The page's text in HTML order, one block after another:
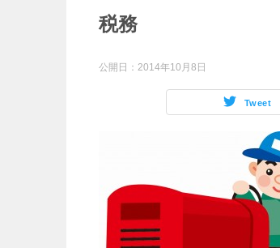
税務
公開日： 2014年10月8日
Tweet